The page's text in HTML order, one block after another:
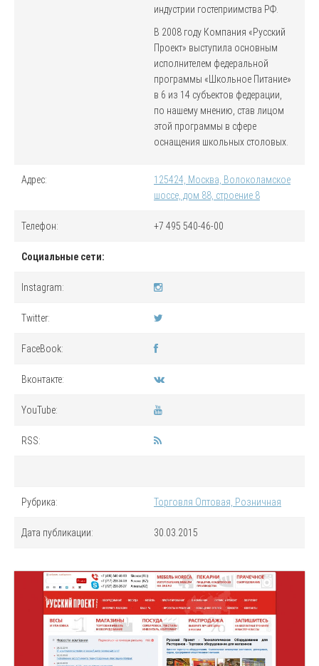
индустрии гостеприимства РФ.
В 2008 году Компания «Русский
Проект» выступила основным
исполнителем федеральной
программы «Школьное Питание»
в 6 из 14 субъектов федерации,
по нашему мнению, став лицом
этой программы в сфере
оснащения школьных столовых.
Адрес:
125424, Москва, Волоколамское
шоссе, дом 88, строение 8
Телефон: +7 495 540-46-00
Социальные сети:
Instagram:
Twitter:
FaceBook:
Вконтакте:
YouTube:
RSS:
Рубрика: Торговля Оптовая, Розничная
Дата публикации: 30.03.2015